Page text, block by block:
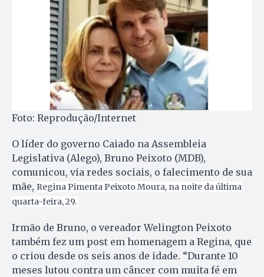
Foto: Reprodução/Internet
O líder do governo Caiado na Assembleia
Legislativa (Alego), Bruno Peixoto (MDB),
comunicou, via redes sociais, o falecimento de sua
mãe, Regina Pimenta Peixoto Moura, na noite da última
quarta-feira, 29.
Irmão de Bruno, o vereador Welington Peixoto
também fez um post em homenagem a Regina, que
o criou desde os seis anos de idade. “Durante 10
meses lutou contra um câncer com muita fé em